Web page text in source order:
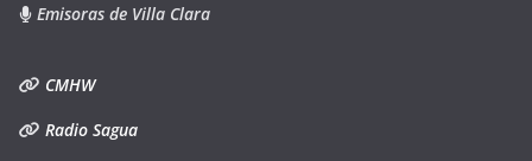
Emisoras de Villa Clara
CMHW
Radio Sagua